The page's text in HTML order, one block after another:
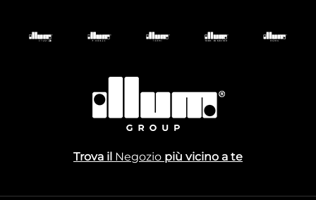
Trova il Negozio più vicino a te